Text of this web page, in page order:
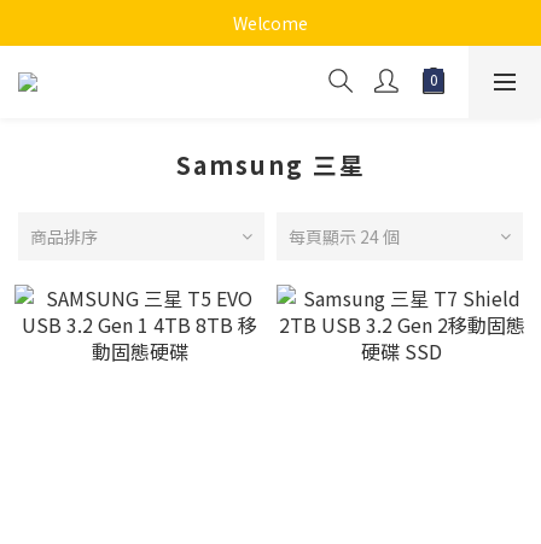
Welcome
Samsung 三星
商品排序 每頁顯示 24 個